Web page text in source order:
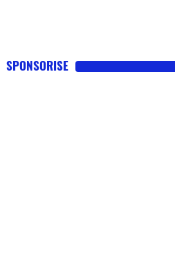
SPONSORISE